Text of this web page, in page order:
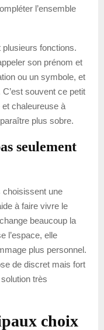
l’ensemble
plusieurs fonctions.
son prénom et
ou un symbole, et
souvent ce petit
chaleureuse à
plus sobre.
seulement
choisissent une
à faire vivre le
beaucoup la
l’espace, elle
plus personnel.
de discret mais fort
très
choix